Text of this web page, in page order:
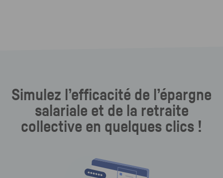
Simulez l’efficacité de l’épargne
salariale et de la retraite
collective en quelques clics !